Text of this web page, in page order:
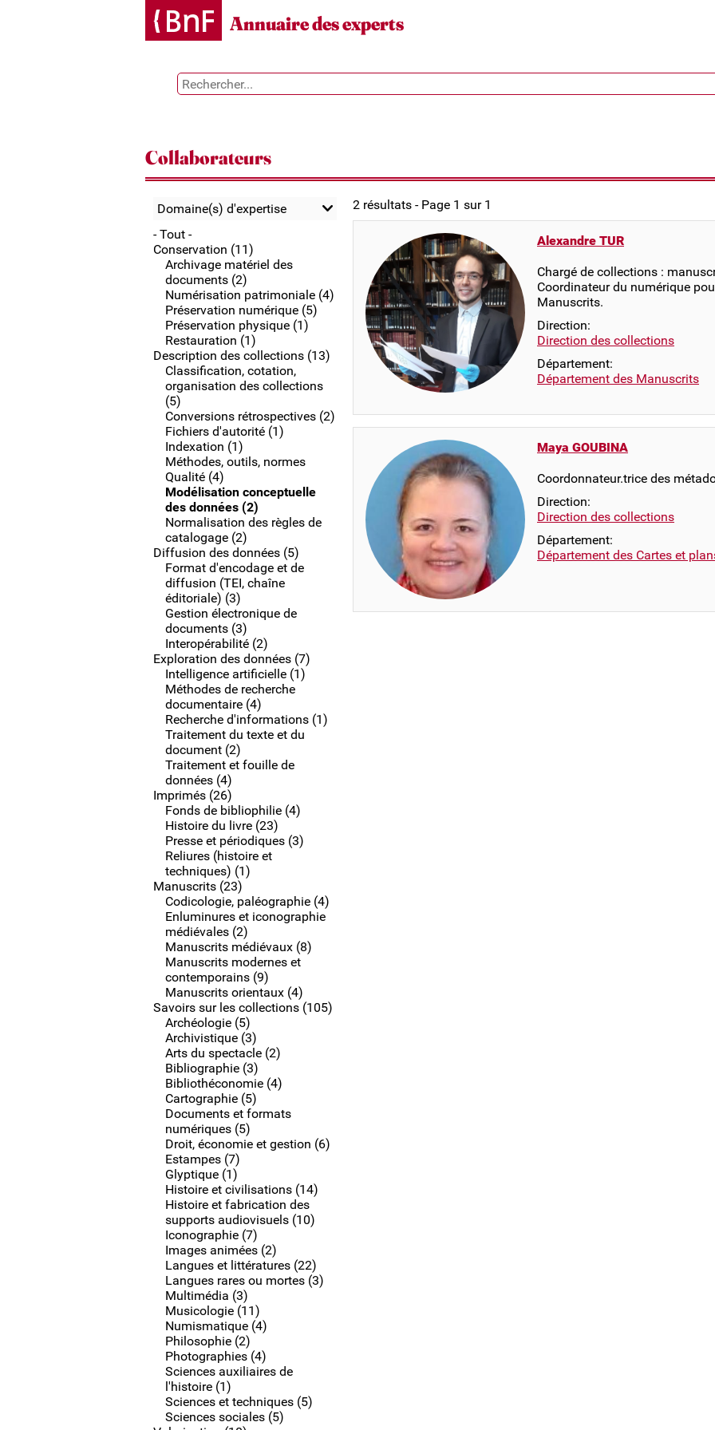
Annuaire des experts
Collaborateurs
Domaine(s) d'expertise
- Tout -
Conservation (11)
Archivage matériel des
documents (2)
Numérisation patrimoniale (4)
Préservation numérique (5)
Préservation physique (1)
Restauration (1)
Description des collections (13)
Classification, cotation,
organisation des collections
(5)
Conversions rétrospectives (2)
Fichiers d'autorité (1)
Indexation (1)
Méthodes, outils, normes
Qualité (4)
Modélisation conceptuelle
des données (2)
Normalisation des règles de
catalogage (2)
Diffusion des données (5)
Format d'encodage et de
diffusion (TEI, chaîne
éditoriale) (3)
Gestion électronique de
documents (3)
Interopérabilité (2)
Exploration des données (7)
Intelligence artificielle (1)
Méthodes de recherche
documentaire (4)
Recherche d'informations (1)
Traitement du texte et du
document (2)
Traitement et fouille de
données (4)
Imprimés (26)
Fonds de bibliophilie (4)
Histoire du livre (23)
Presse et périodiques (3)
Reliures (histoire et
techniques) (1)
Manuscrits (23)
Codicologie, paléographie (4)
Enluminures et iconographie
médiévales (2)
Manuscrits médiévaux (8)
Manuscrits modernes et
contemporains (9)
Manuscrits orientaux (4)
Savoirs sur les collections (105)
Archéologie (5)
Archivistique (3)
Arts du spectacle (2)
Bibliographie (3)
Bibliothéconomie (4)
Cartographie (5)
Documents et formats
numériques (5)
Droit, économie et gestion (6)
Estampes (7)
Glyptique (1)
Histoire et civilisations (14)
Histoire et fabrication des
supports audiovisuels (10)
Iconographie (7)
Images animées (2)
Langues et littératures (22)
Langues rares ou mortes (3)
Multimédia (3)
Musicologie (11)
Numismatique (4)
Philosophie (2)
Photographies (4)
Sciences auxiliaires de
l'histoire (1)
Sciences et techniques (5)
Sciences sociales (5)
2 résultats - Page 1 sur 1
Alexandre TUR
Chargé de collections :
Coordinateur du numérique
Manuscrits.
Direction:
Direction des collections
Département:
Département des Manuscrits
Maya GOUBINA
Coordonnateur.trice des
Direction:
Direction des collections
Département:
Département des Cartes et